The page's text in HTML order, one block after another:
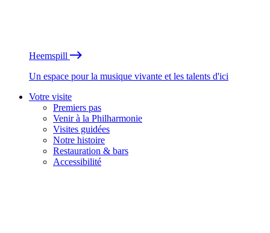
Heemspill
Un espace pour la musique vivante et les talents d'ici
Votre visite
Premiers pas
Venir à la Philharmonie
Visites guidées
Notre histoire
Restauration & bars
Accessibilité